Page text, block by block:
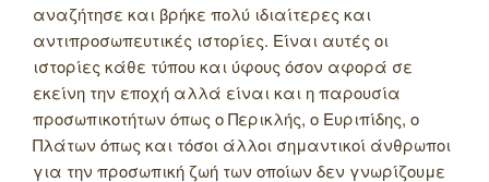
αναζήτησε και βρήκε πολύ ιδιαίτερες και
αντιπροσωπευτικές ιστορίες. Είναι αυτές οι
ιστορίες κάθε τύπου και ύφους όσον αφορά σε
εκείνη την εποχή αλλά είναι και η παρουσία
προσωπικοτήτων όπως ο Περικλής, ο Ευριπίδης, ο
Πλάτων όπως και τόσοι άλλοι σημαντικοί άνθρωποι
για την προσωπική ζωή των οποίων δεν γνωρίζουμε